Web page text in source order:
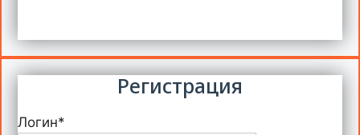
Регистрация
Логин*